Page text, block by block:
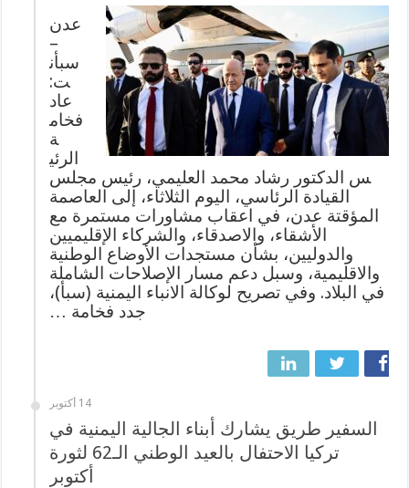
عدن
–
سبأن
ت:
عاد
فخام
ة
الرئي
س الدكتور رشاد محمد العليمي، رئيس مجلس
القيادة الرئاسي، اليوم الثلاثاء، إلى العاصمة
المؤقتة عدن، في اعقاب مشاورات مستمرة مع
الأشقاء، والاصدقاء، والشركاء الإقليميين
والدوليين، بشأن مستجدات الأوضاع الوطنية
والاقليمية، وسبل دعم مسار الإصلاحات الشاملة
في البلاد. وفي تصريح لوكالة الانباء اليمنية (سبأ)،
جدد فخامة …
14 أكتوبر
السفير طريق يشارك أبناء الجالية اليمنية في
تركيا الاحتفال بالعيد الوطني الـ62 لثورة
أكتوبر